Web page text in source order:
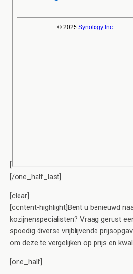
[
[/one_half_last]
[clear]
[content-highlight]Bent u benieuwd
kozijnenspecialisten? Vraag gerust
spoedig diverse vrijblijvende
om deze te vergelijken op prijs en
[one_half]